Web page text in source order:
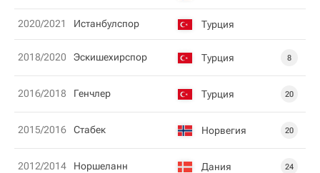
2020/2021 Истанбулспор Турция
2018/2020 Эскишехирспор Турция 8
2016/2018 Генчлер Турция 20
2015/2016 Стабек Норвегия 20
2012/2014 Норшеланн Дания 24